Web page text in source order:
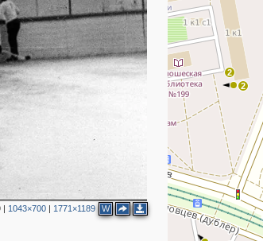
| 1043×700| 1771×1189 W
2
2